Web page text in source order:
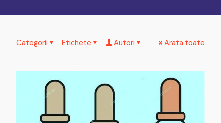
Categorii Etichete Autori Arata toate